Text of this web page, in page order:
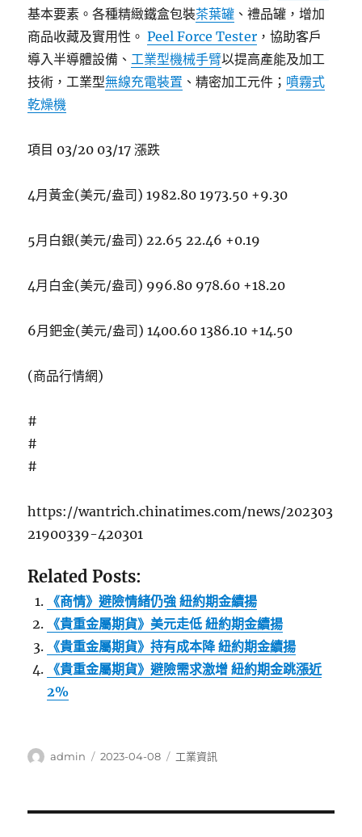
基本要素。各種精緻鐵盒包裝茶葉罐 、禮品罐，增加
商品收藏及實用性。Peel Force Tester ，協助客戶
導入半導體設備、工業型機械手臂以提高產能及加工
技術，工業型無線充電裝置 、精密加工元件； 噴霧式
乾燥機
項目 03/20 03/17 漲跌
4月黃金(美元/盎司) 1982.80 1973.50 +9.30
5月白銀(美元/盎司) 22.65 22.46 +0.19
4月白金(美元/盎司) 996.80 978.60 +18.20
6月鈀金(美元/盎司) 1400.60 1386.10 +14.50
(商品行情網)
#
#
#
https://wantrich.chinatimes.com/news/202303
21900339-420301
Related Posts:
《商情》避險情緒仍強 紐約期金續揚
《貴重金屬期貨》美元走低 紐約期金續揚
《貴重金屬期貨》持有成本降 紐約期金續揚
《貴重金屬期貨》避險需求激增 紐約期金跳漲近
2%
作
admin
發
2023-04-08
分
工業資訊